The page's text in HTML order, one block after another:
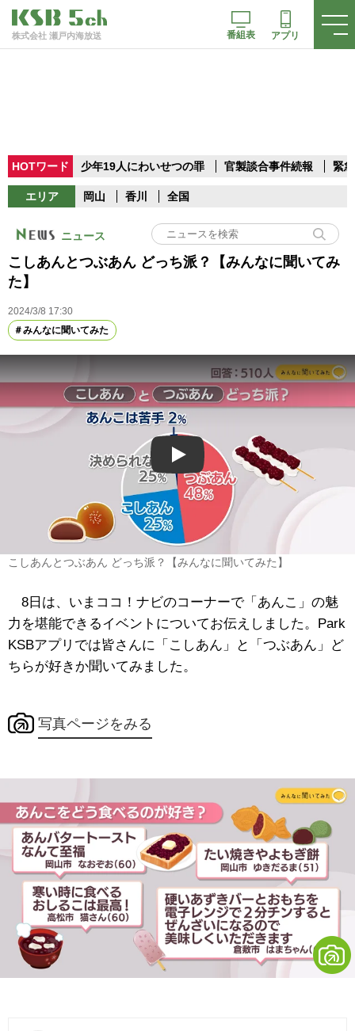
株式会社 瀬戸内海放送 番組表 アプリ
HOTワード 少年19人にわいせつの罪 官製談合事件続報 緊
エリア 岡山 香川 全国
ニュース
こしあんとつぶあん どっち派？【みんなに聞いてみ
た】
2024/3/8 17:30
みんなに聞いてみた
Play
こしあんとつぶあん どっち派？【みんなに聞いてみた】
8日は、いまココ！ナビのコーナーで「あんこ」の魅
力を堪能できるイベントについてお伝えしました。Park
KSBアプリでは皆さんに「こしあん」と「つぶあん」ど
ちらが好きか聞いてみました。
写真ページをみる